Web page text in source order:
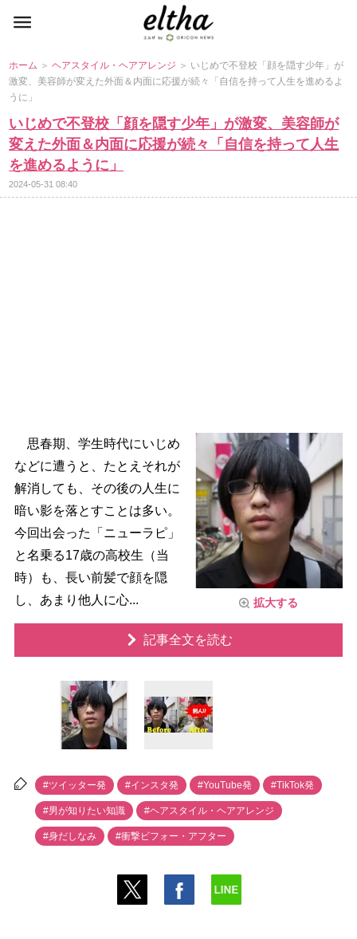
ホーム ＞ヘアスタイル・ヘアアレンジ ＞ いじめで不登校「顔を隠す少年」が
激変、美容師が変えた外面＆内面に応援が続々「自信を持って人生を進めるよ
うに」
いじめで不登校「顔を隠す少年」が激変、美容師が
変えた外面＆内面に応援が続々「自信を持って人生
を進めるように」
2024-05-31 08:40
拡大する
思春期、学生時代にいじめ
などに遭うと、たとえそれが
解消しても、その後の人生に
暗い影を落とすことは多い。
今回出会った「ニューラピ」
と名乗る17歳の高校生（当
時）も、長い前髪で顔を隠
し、あまり他人に心...
記事全文を読む
#ツイッター発 #インスタ発 #YouTube発 #TikTok発
#男が知りたい知識 #ヘアスタイル・ヘアアレンジ
#身だしなみ #衝撃ビフォー・アフター